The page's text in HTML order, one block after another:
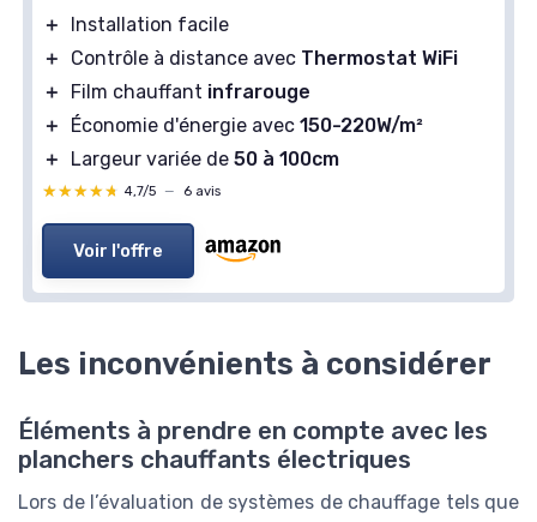
＋
Installation facile
＋
Contrôle à distance avec Thermostat WiFi
＋
Film chauffant infrarouge
＋
Économie d'énergie avec 150-220W/m²
＋
Largeur variée de 50 à 100cm
★★★★★
★★★★★ 4,7/5 — 6 avis
Voir l'offre
Les inconvénients à considérer
Éléments à prendre en compte avec les
planchers chauffants électriques
Lors de l’évaluation de systèmes de chauffage tels que